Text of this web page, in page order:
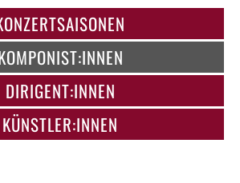
DIRIGENT:INNEN
KÜNSTLER:INNEN